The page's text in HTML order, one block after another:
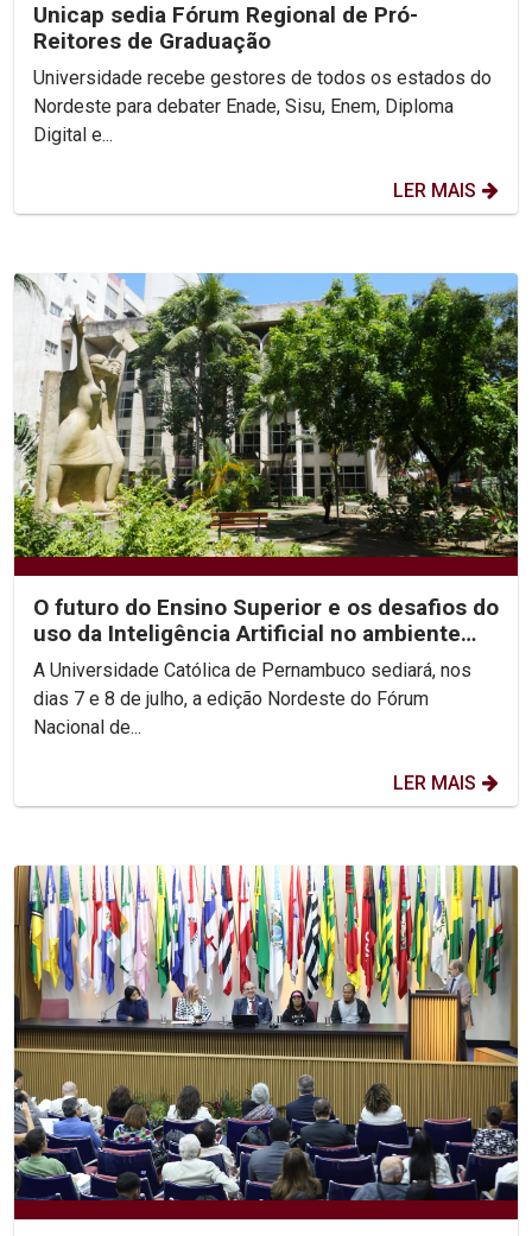
Unicap sedia Fórum Regional de Pró-
Reitores de Graduação
Universidade recebe gestores de todos os estados do
Nordeste para debater Enade, Sisu, Enem, Diploma
Digital e...
LER MAIS
O futuro do Ensino Superior e os desafios do
uso da Inteligência Artificial no ambiente
acadêmico...
A Universidade Católica de Pernambuco sediará, nos
dias 7 e 8 de julho, a edição Nordeste do Fórum
Nacional de...
LER MAIS